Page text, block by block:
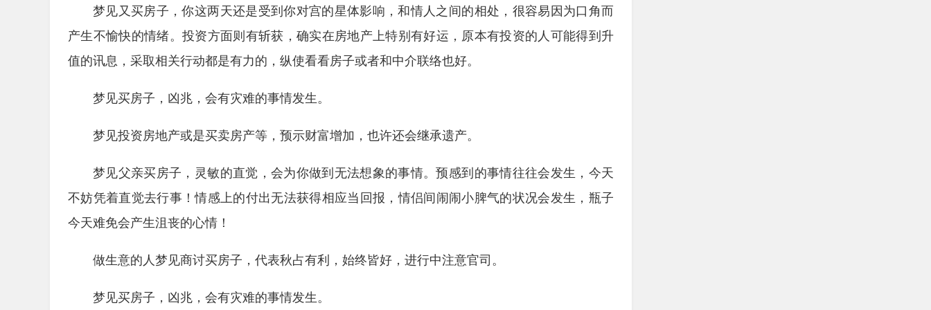
梦见又买房子，你这两天还是受到你对宫的星体影响，和情人之间的相处，很容易因为口角而
产生不愉快的情绪。投资方面则有斩获，确实在房地产上特别有好运，原本有投资的人可能得到升
值的讯息，采取相关行动都是有力的，纵使看看房子或者和中介联络也好。
梦见买房子，凶兆，会有灾难的事情发生。
梦见投资房地产或是买卖房产等，预示财富增加，也许还会继承遗产。
梦见父亲买房子，灵敏的直觉，会为你做到无法想象的事情。预感到的事情往往会发生，今天
不妨凭着直觉去行事！情感上的付出无法获得相应当回报，情侣间闹闹小脾气的状况会发生，瓶子
今天难免会产生沮丧的心情！
做生意的人梦见商讨买房子，代表秋占有利，始终皆好，进行中注意官司。
梦见买房子，凶兆，会有灾难的事情发生。